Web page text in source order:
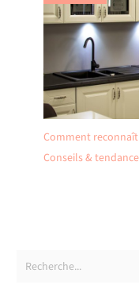
Comment
Conseils &